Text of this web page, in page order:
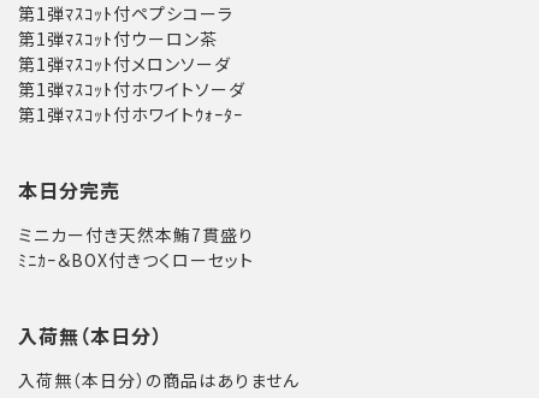
第1弾ﾏｽｺｯﾄ付ペプシコーラ
第1弾ﾏｽｺｯﾄ付ウーロン茶
第1弾ﾏｽｺｯﾄ付メロンソーダ
第1弾ﾏｽｺｯﾄ付ホワイトソーダ
第1弾ﾏｽｺｯﾄ付ホワイトｳｫｰﾀｰ
本日分完売
ミニカー付き天然本鮪7貫盛り
ﾐﾆｶｰ＆BOX付きつくローセット
入荷無（本日分）
入荷無（本日分）の商品はありません